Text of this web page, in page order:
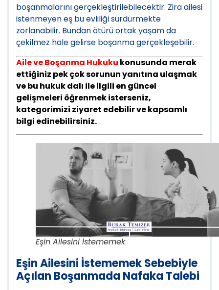
boşanmalarını gerçekleştirilebilecektir. Zira ailesi
istenmeyen eş bu evliliği sürdürmekte
zorlanabilir. Bundan ötürü ortak yaşam da
çekilmez hale gelirse boşanma gerçekleşebilir.
Aile ve Boşanma Hukuku konusunda merak
ettiğiniz pek çok sorunun yanıtına ulaşmak
ve bu hukuk dalı ile ilgili en güncel
gelişmeleri öğrenmek isterseniz,
kategorimizi ziyaret edebilir ve kapsamlı
bilgi edinebilirsiniz.
Eşin Ailesini İstememek
Eşin Ailesini İstememek Sebebiyle
Açılan Boşanmada Nafaka Talebi